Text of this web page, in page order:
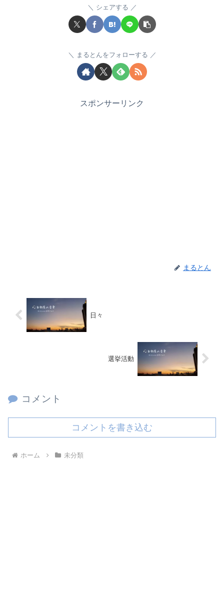
シェアする
まるとんをフォローする
スポンサーリンク
まるとん
日々
選挙活動
コメント
コメントを書き込む
ホーム 未分類